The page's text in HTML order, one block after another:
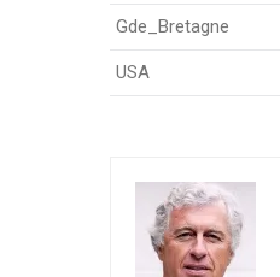
Gde_Bretagne
USA